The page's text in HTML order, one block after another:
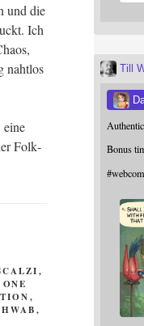
und die
Ich
naht­los
eine
Folk­
,
ONE
,
,
Till
Bonus
#